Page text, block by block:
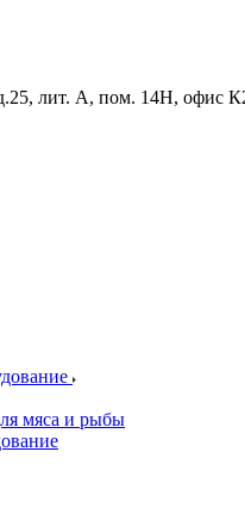
лит. А, пом. 14Н, офис
мяса и рыбы